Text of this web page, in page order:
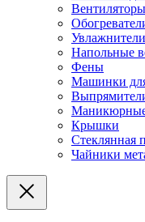
Вентиляторы
Напольные
Фены
Машинки
Крышки
Стеклянная
Чайники